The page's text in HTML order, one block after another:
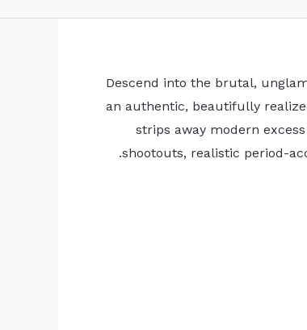
Descend into the brutal,
an authentic, beautifully
strips away modern
shootouts, realistic period-